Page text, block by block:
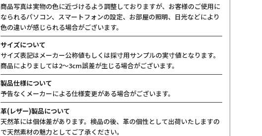
商品写真は実物の色に近づけるよう調整しておりますが、お客様のご使用に
なられるパソコン、スマートフォンの設定、お部屋の照明、日光などにより
色の違いが感じられる場合がございます。
サイズについて
サイズ表記はメーカー公称値もしくは採寸用サンプルの実寸値となります。
商品によりましては2〜3cm誤差が生じる場合がございます。
製品仕様について
予告なくメーカーによる仕様変更がある場合がございます。
革(レザー)製品について
天然革には個体差があります。検品の後、革の個性として出荷いたしますの
で天然素材の魅力としてご了承ください。